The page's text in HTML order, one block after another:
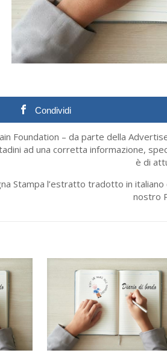
Condividi
Foundation – da parte della
ad una corretta informazione,
è di
Stampa l’estratto tradotto in
nostro